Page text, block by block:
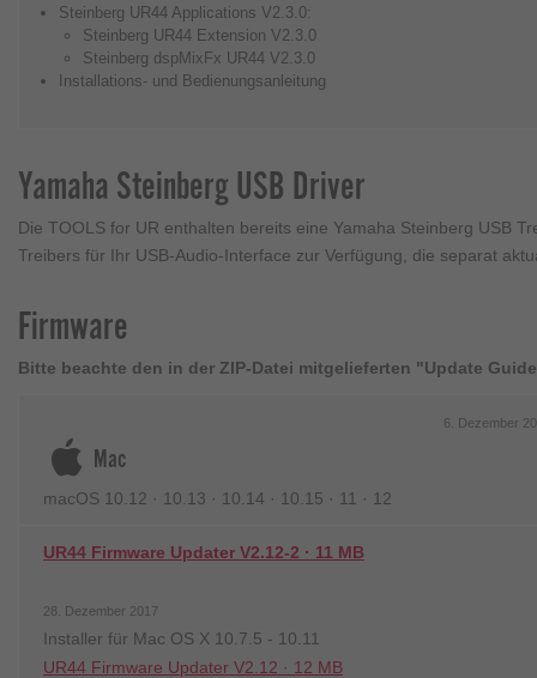
Steinberg UR44 Applications V2.3.0:
Steinberg UR44 Extension V2.3.0
Steinberg dspMixFx UR44 V2.3.0
Installations- und Bedienungsanleitung
Yamaha Steinberg USB Driver
Die TOOLS for UR enthalten bereits eine Yamaha Steinberg USB
Treibers für Ihr USB-Audio-Interface zur Verfügung, die separat
Firmware
Bitte beachte den in der ZIP-Datei mitgelieferten "Update
6. Dezember
Mac
macOS 10.12 · 10.13 · 10.14 · 10.15 · 11 · 12
UR44 Firmware Updater V2.12-2 · 11 MB
28. Dezember 2017
Installer für Mac OS X 10.7.5 - 10.11
UR44 Firmware Updater V2.12 · 12 MB